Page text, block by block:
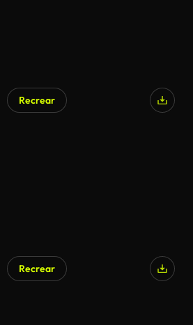
Recrear
Recrear